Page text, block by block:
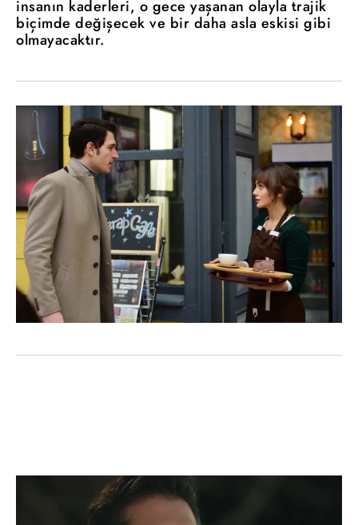
insanın kaderleri, o gece yaşanan olayla trajik
biçimde değişecek ve bir daha asla eskisi gibi
olmayacaktır.